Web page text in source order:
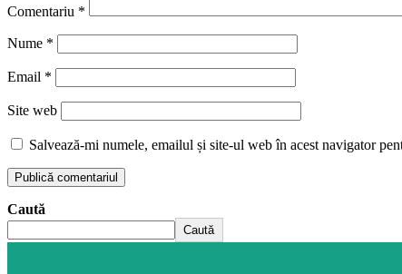
Comentariu *
Nume *
Email *
Site web
Salvează-mi numele, emailul și site-ul web în acest navigator
Caută
Caută